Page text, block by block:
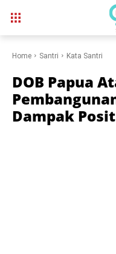
Home Santri Kata Santri
DOB Papua
Dampak